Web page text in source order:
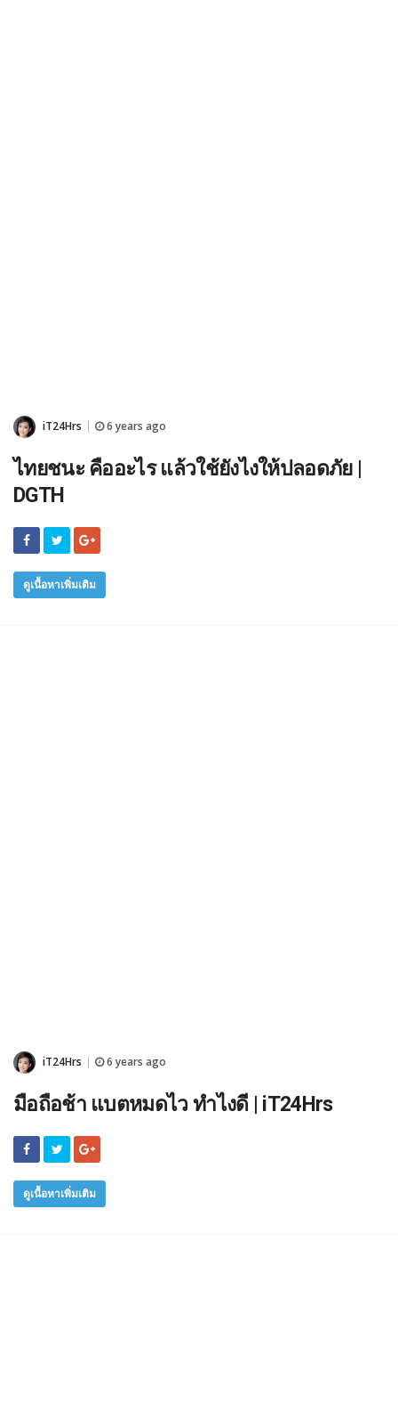
iT24Hrs 6 years ago
ไทยชนะ คืออะไร แล้วใช้ยังไงให้ปลอดภัย |
DGTH
ดูเนื้อหาเพิ่มเติม
iT24Hrs 6 years ago
มือถือช้า แบตหมดไว ทําไงดี | iT24Hrs
ดูเนื้อหาเพิ่มเติม